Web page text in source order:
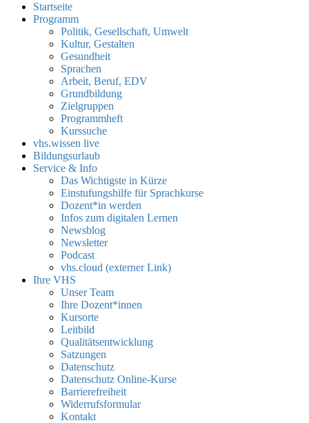
Startseite
Programm
Politik, Gesellschaft, Umwelt
Kultur, Gestalten
Gesundheit
Sprachen
Arbeit, Beruf, EDV
Grundbildung
Zielgruppen
Programmheft
Kurssuche
vhs.wissen live
Bildungsurlaub
Service & Info
Das Wichtigste in Kürze
Einstufungshilfe für Sprachkurse
Dozent*in werden
Infos zum digitalen Lernen
Newsblog
Newsletter
Podcast
vhs.cloud (externer Link)
Ihre VHS
Unser Team
Ihre Dozent*innen
Kursorte
Leitbild
Qualitätsentwicklung
Satzungen
Datenschutz
Datenschutz Online-Kurse
Barrierefreiheit
Widerrufsformular
Kontakt